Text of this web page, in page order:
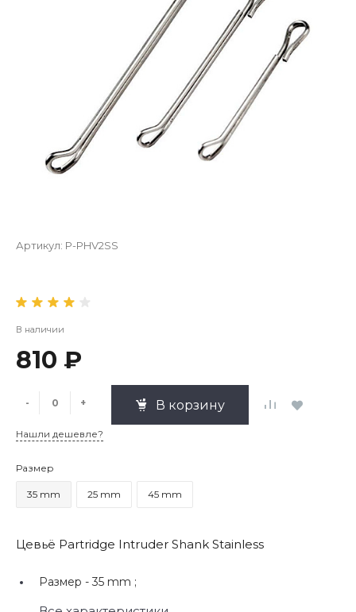
Артикул: P-PHV2SS
В наличии
810 ₽
- + В корзину
Нашли дешевле?
Размер
35 mm 25 mm 45 mm
Цевьё Partridge Intruder Shank Stainless
Размер - 35 mm ;